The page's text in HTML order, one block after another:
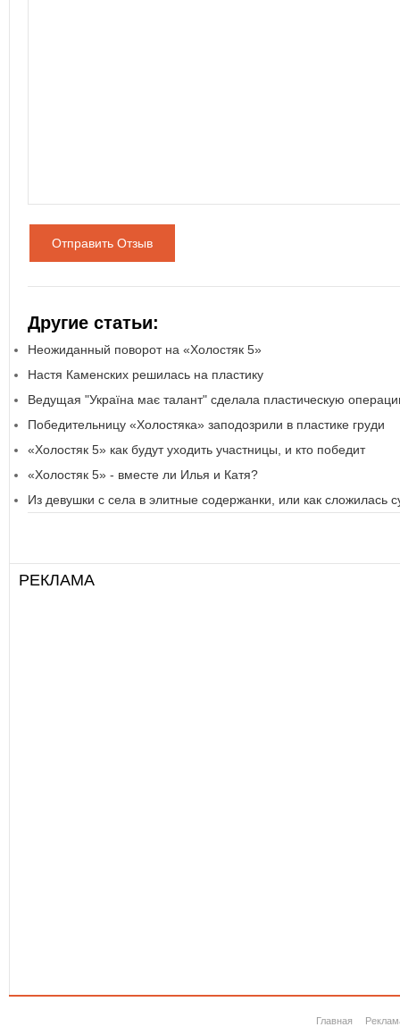
Отправить Отзыв
Другие статьи:
Неожиданный поворот на «Холостяк 5»
Настя Каменских решилась на пластику
Ведущая "Україна має талант" сделала пластическую
Победительницу «Холостяка» заподозрили в пластике груди
«Холостяк 5» как будут уходить участницы, и кто победит
«Холостяк 5» - вместе ли Илья и Катя?
Из девушки с села в элитные содержанки, или как сложилась
РЕКЛАМА
Главная